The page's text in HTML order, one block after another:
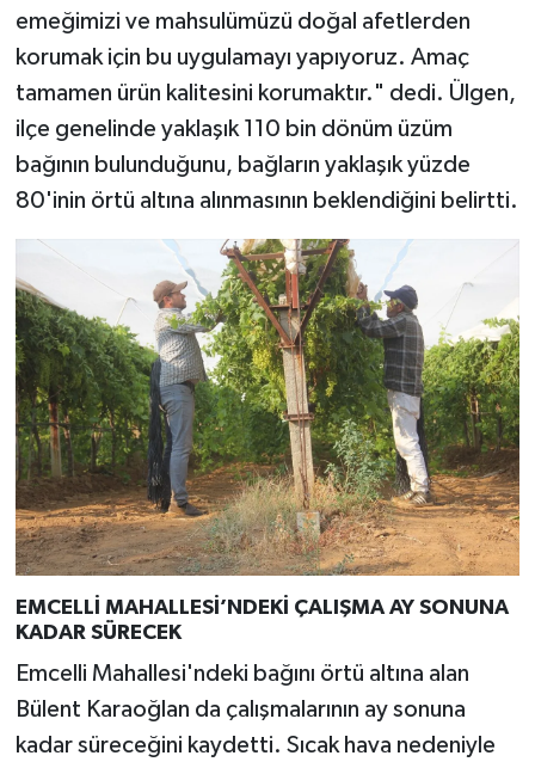
emeğimizi ve mahsulümüzü doğal afetlerden
korumak için bu uygulamayı yapıyoruz. Amaç
tamamen ürün kalitesini korumaktır." dedi. Ülgen,
ilçe genelinde yaklaşık 110 bin dönüm üzüm
bağının bulunduğunu, bağların yaklaşık yüzde
80'inin örtü altına alınmasının beklendiğini belirtti.
EMCELLİ MAHALLESİ’NDEKİ ÇALIŞMA AY SONUNA
KADAR SÜRECEK
Emcelli Mahallesi'ndeki bağını örtü altına alan
Bülent Karaoğlan da çalışmalarının ay sonuna
kadar süreceğini kaydetti. Sıcak hava nedeniyle